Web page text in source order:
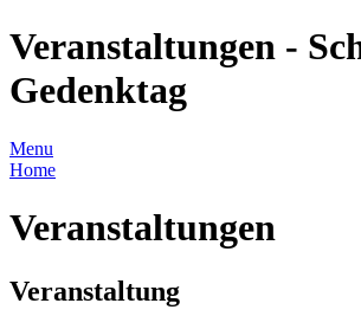
Veranstaltungen -
Gedenktag
Menu
Home
Veranstaltungen
Veranstaltung